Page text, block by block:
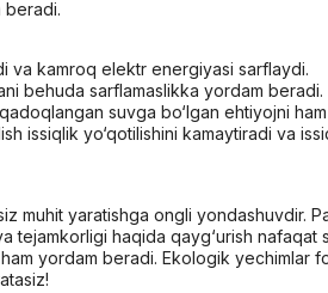
beradi.
va kamroq elektr energiyasi sarflaydi.
behuda sarflamaslikka yordam beradi.
suvga bo‘lgan ehtiyojni
issiqlik yo‘qotilishini kamaytiradi va
muhit yaratishga ongli yondashuvdir.
tejamkorligi haqida qayg‘urish nafaqat
yordam beradi. Ekologik yechimlar